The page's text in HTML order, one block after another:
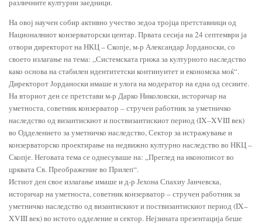
различните културни заедници.
На овој научен собир активно учество зедоа тројца претставници од
Националниот конзерваторски центар. Првата сесија на 24 септември ја
отвори директорот на НКЦ – Скопје, м-р Александар Јорданоски, со
своето излагање на тема: „Системската грижа за културното наследство
како основа на стабилен идентитетски континуитет и економска моќ“.
Директорот Јорданоски имаше и улога на модератор на една од сесиите.
На вториот ден се претстави м-р Дарко Николовски, историчар на
уметноста, советник конзерватор – стручен работник за уметничко
наследство од византискиот и поствизантискиот период (IX–XVIII век)
во Одделението за уметничко наследство, Сектор за истражување и
конзерваторско проектирање на недвижно културно наследство во НКЦ –
Скопје. Неговата тема се однесуваше на: „Преглед на иконописот во
црквата Св. Преображение во Прилеп“.
Истиот ден свое излагање имаше и д-р Јехона Спахиу Јанчевска,
историчар на уметноста, советник конзерватор – стручен работник за
уметничко наследство од византискиот и поствизантискиот период (IX–
XVIII век) во истото одделение и сектор. Нејзината презентација беше